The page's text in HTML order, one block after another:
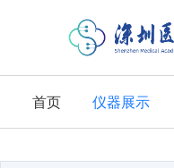
首页 仪器展示